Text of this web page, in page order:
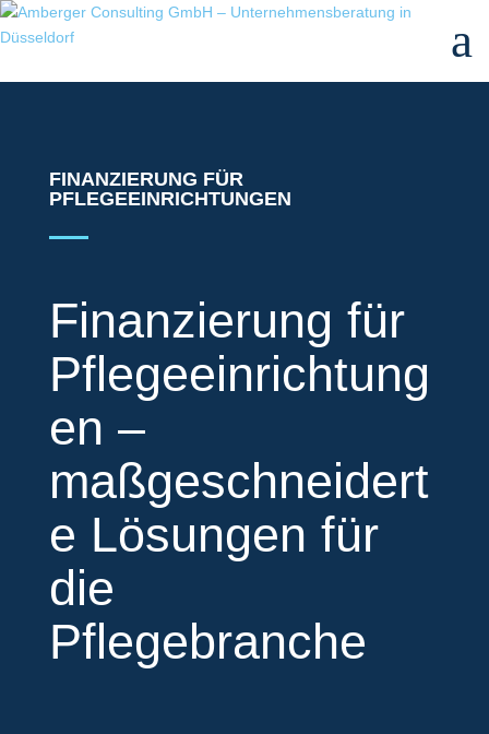
a
FINANZIERUNG FÜR
PFLEGEEINRICHTUNGEN
Finanzierung für
Pflegeeinrichtung
en –
maßgeschneidert
e Lösungen für
die
Pflegebranche